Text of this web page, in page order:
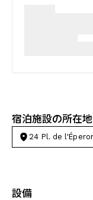
宿泊施設の所在地
24 Pl. de
設備